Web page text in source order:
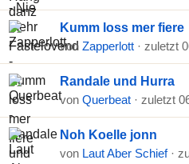
Kumm loss mer fiere
von Zapperlott · zuletzt
Randale und Hurra
von Querbeat · zuletzt
Noh Koelle jonn
von Laut Aber Schief ·